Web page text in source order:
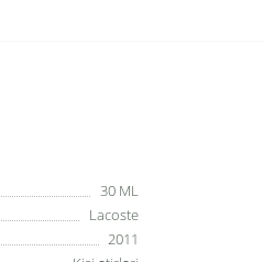
30 ML
Lacoste
2011